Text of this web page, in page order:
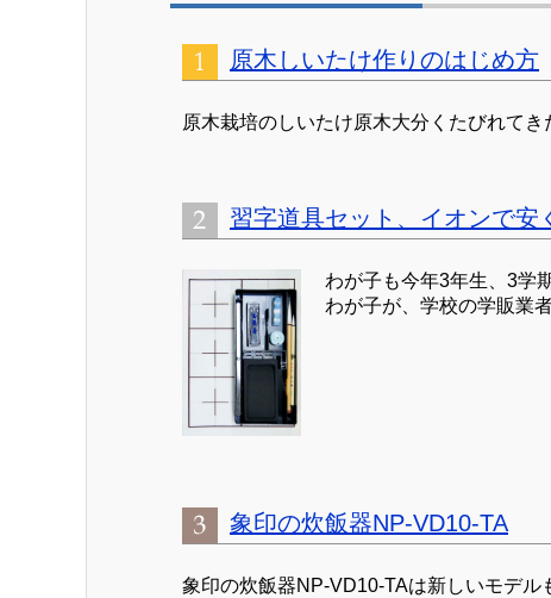
原木しいたけ作りのはじめ方
原木栽培のしいたけ原木大分くたびれてき
習字道具セット、イオンで安
わが子も今年3年生、3学
わが子が、学校の学販業
象印の炊飯器NP-VD10-TA
象印の炊飯器NP-VD10-TAは新しいモデ